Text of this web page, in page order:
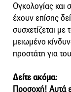
Ογκολογίας
έχουν επίσης
συσχετίζεται
μειωμένο
προστάτη για
Δείτε ακόμα:
Προσοχή! Αυτά